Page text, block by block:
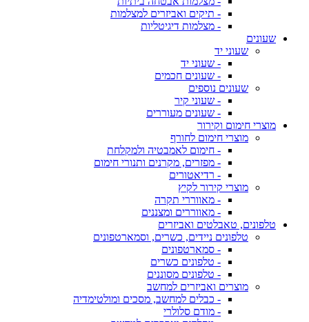
- תיקים ואביזרים למצלמות
- מצלמות דיגיטליות
שעונים
שעוני יד
- שעוני יד
- שעונים חכמים
שעונים נוספים
- שעוני קיר
- שעונים מעוררים
מוצרי חימום וקירור
מוצרי חימום לחורף
- חימום לאמבטיה ולמקלחת
- מפזרים, מקרנים ותנורי חימום
- רדיאטורים
מוצרי קירור לקיץ
- מאווררי תקרה
- מאווררים ומצננים
טלפונים, טאבלטים ואביזרים
טלפונים ניידים, כשרים, וסמארטפונים
- סמארטפונים
- טלפונים כשרים
- טלפונים מסוננים
מוצרים ואביזרים למחשב
- כבלים למחשב, מסכים ומולטימדיה
- מודם סלולרי